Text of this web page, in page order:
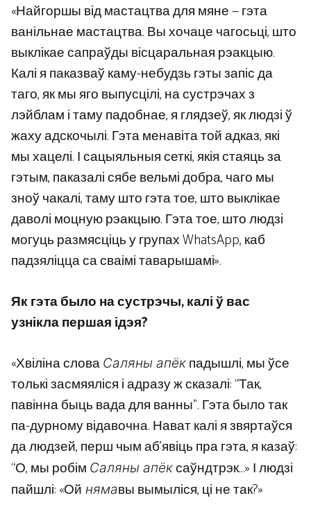
«Найгоршы від мастацтва для мяне — гэта
ванільнае мастацтва. Вы хочаце чагосьці, што
выклікае сапраўды вісцаральная рэакцыю.
Калі я паказваў каму-небудзь гэты запіс да
таго, як мы яго выпусцілі, на сустрэчах з
лэйблам і таму падобнае, я глядзеў, як людзі ў
жаху адскочылі. Гэта менавіта той адказ, які
мы хацелі. І сацыяльныя сеткі, якія стаяць за
гэтым, паказалі сябе вельмі добра, чаго мы
зноў чакалі, таму што гэта тое, што выклікае
даволі моцную рэакцыю. Гэта тое, што людзі
могуць размясціць у групах WhatsApp, каб
падзяліцца са сваімі таварышамі».
Як гэта было на сустрэчы, калі ў вас
узнікла першая ідэя?
«Хвіліна слова Саляны апёк падышлі, мы ўсе
толькі засмяяліся і адразу ж сказалі: “Так,
павінна быць вада для ванны”. Гэта было так
па-дурному відавочна. Нават калі я звяртаўся
да людзей, перш чым аб’явіць пра гэта, я казаў:
“О, мы робім Саляны апёксаўндтрэк…» І людзі
пайшлі: «Ой нямавы вымыліся, ці не так?»